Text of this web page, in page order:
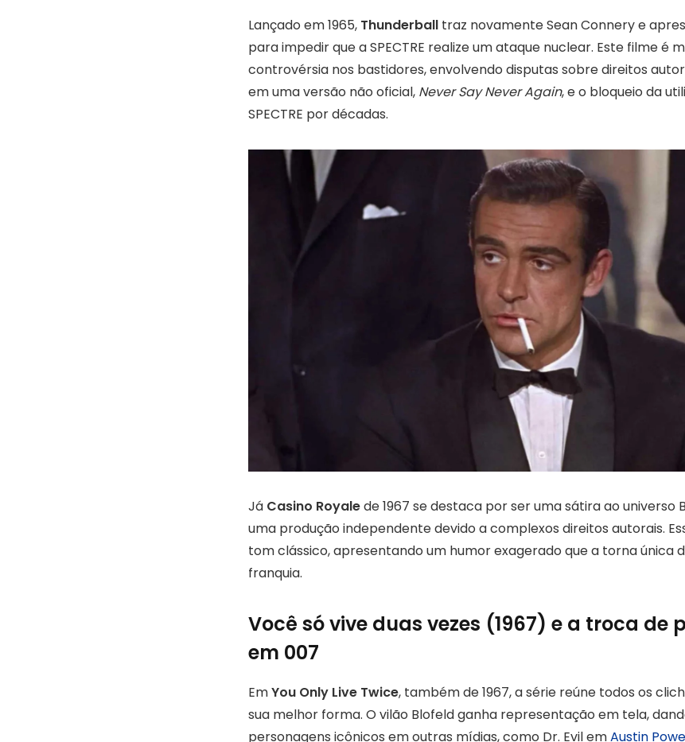
Lançado em 1965, Thunderball traz novamente Sean Connery e
para impedir que a SPECTRE realize um ataque nuclear. Este filme é
controvérsia nos bastidores, envolvendo disputas sobre direitos
em uma versão não oficial, Never Say Never Again, e o bloqueio da
SPECTRE por décadas.
Já Casino Royalede 1967 se destaca por ser uma sátira ao universo
uma produção independente devido a complexos direitos autorais.
tom clássico, apresentando um humor exagerado que a torna única
franquia.
Você só vive duas vezes (1967) e a troca de
em 007
EmYou Only Live Twice, também de 1967, a série reúne todos os
sua melhor forma. O vilão Blofeld ganha representação em tela,
personagens icônicos em outras mídias, como Dr. Evil emAustin